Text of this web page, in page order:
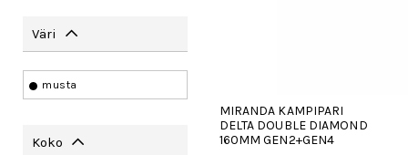
Väri
musta
Koko
MIRANDA KAMPIPARI
DELTA DOUBLE DIAMOND
160MM GEN2+GEN4